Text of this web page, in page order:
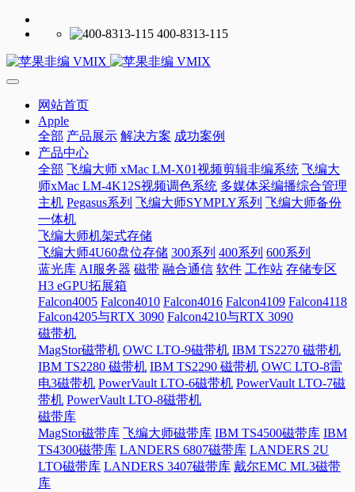
400-8313-115
网站首页
Apple
全部 产品展示 解决方案 成功案例
产品中心
全部 飞编大师 xMac LM-X01视频剪辑非编系统 飞编大
师xMac LM-4K12S视频调色系统 多媒体采编播综合管理
主机 Pegasus系列 飞编大师SYMPLY系列 飞编大师备份
一体机
飞编大师机架式存储
飞编大师4U60盘位存储 300系列 400系列 600系列
蓝光库 AI服务器 磁带 融合通信 软件 工作站 存储专区
H3 eGPU拓展箱
Falcon4005 Falcon4010 Falcon4016 Falcon4109 Falcon4118
Falcon4205与RTX 3090 Falcon4210与RTX 3090
磁带机
MagStor磁带机 OWC LTO-9磁带机 IBM TS2270 磁带机
IBM TS2280 磁带机 IBM TS2290 磁带机 OWC LTO-8雷
电3磁带机 PowerVault LTO-6磁带机 PowerVault LTO-7磁
带机 PowerVault LTO-8磁带机
磁带库
MagStor磁带库 飞编大师磁带库 IBM TS4500磁带库 IBM
TS4300磁带库 LANDERS 6807磁带库 LANDERS 2U
LTO磁带库 LANDERS 3407磁带库 戴尔EMC ML3磁带
库